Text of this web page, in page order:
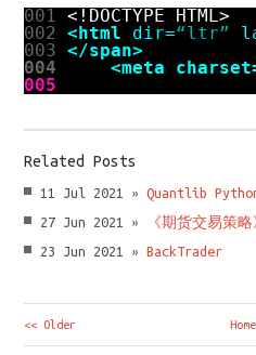
001<!DOCTYPE HTML>
002<html dir=“ltr”
003</span>
004
<meta
005
Related Posts
11 Jul 2021 »
Quantlib
27 Jun 2021 »
《期货交易策
23 Jun 2021 »
BackTrader
<< Older Home